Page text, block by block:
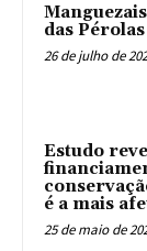
das Pérolas
26 de julho de
Estudo
é a mais
25 de maio de